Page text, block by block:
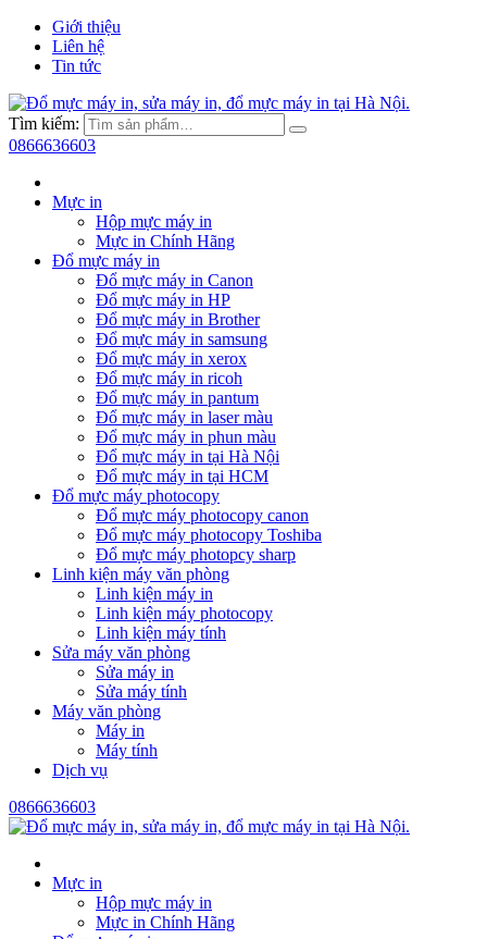
Giới thiệu
Liên hệ
Tin tức
Tìm kiếm:
0866636603
Mực in
Hộp mực máy in
Mực in Chính Hãng
Đổ mực máy in
Đổ mực máy in Canon
Đổ mực máy in HP
Đổ mực máy in Brother
Đổ mực máy in samsung
Đổ mực máy in xerox
Đổ mực máy in ricoh
Đổ mực máy in pantum
Đổ mực máy in laser màu
Đổ mực máy in phun màu
Đổ mực máy in tại Hà Nội
Đổ mực máy in tại HCM
Đổ mực máy photocopy
Đổ mực máy photocopy canon
Đổ mực máy photocopy Toshiba
Đổ mực máy photopcy sharp
Linh kiện máy văn phòng
Linh kiện máy in
Linh kiện máy photocopy
Linh kiện máy tính
Sửa máy văn phòng
Sửa máy in
Sửa máy tính
Máy văn phòng
Máy in
Máy tính
Dịch vụ
0866636603
Mực in
Hộp mực máy in
Mực in Chính Hãng